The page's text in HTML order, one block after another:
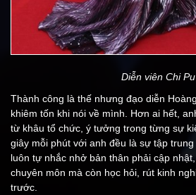
Diễn viên Chi Pu
Thành công là thế nhưng đạo diễn
khiêm tốn khi nói về mình. Hơn ai hết,
từ khâu tổ chức, ý tưởng trong từng sự
giây mỗi phút với anh đều là sự tập
luôn tự nhắc nhở bản thân phải cập
chuyên môn mà còn học hỏi, rút kinh
trước.